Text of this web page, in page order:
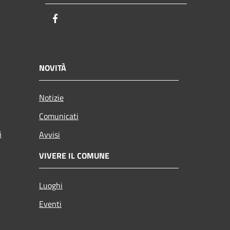
NOVITÀ
Notizie
Comunicati
Avvisi
VIVERE IL COMUNE
Luoghi
Eventi